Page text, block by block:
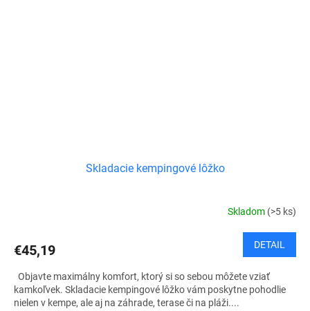
Skladacie kempingové lôžko
Skladom (>5 ks)
€45,19 DETAIL
Objavte maximálny komfort, ktorý si so sebou môžete vziať
kamkoľvek. Skladacie kempingové lôžko vám poskytne pohodlie
nielen v kempe, ale aj na záhrade, terase či na pláži....